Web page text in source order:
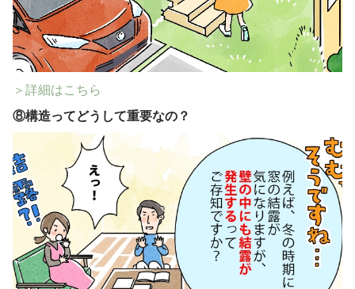
＞詳細はこちら
⑧構造ってどうして重要なの？